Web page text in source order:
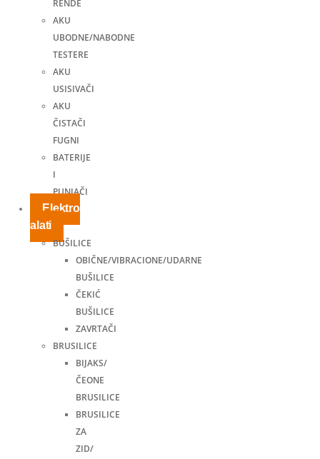
RENDE
AKU
UBODNE/NABODNE
TESTERE
AKU
USISIVAČI
AKU
ČISTAČI
FUGNI
BATERIJE
I
PUNJAČI
Elektro
alati
BUŠILICE
OBIČNE/VIBRACIONE/UDARNE
BUŠILICE
ČEKIĆ
BUŠILICE
ZAVRTAČI
BRUSILICE
BIJAKS/
ČEONE
BRUSILICE
BRUSILICE
ZA
ZID/